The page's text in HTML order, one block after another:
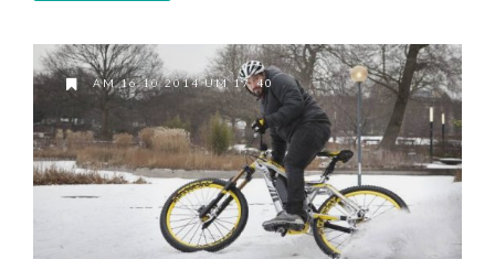
AM 16.10.2014 UM 17:40